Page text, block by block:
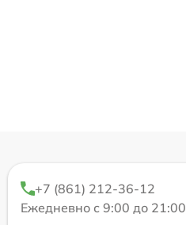
+7 (861) 212-36-12
Ежедневно с 9:00 до 21:00